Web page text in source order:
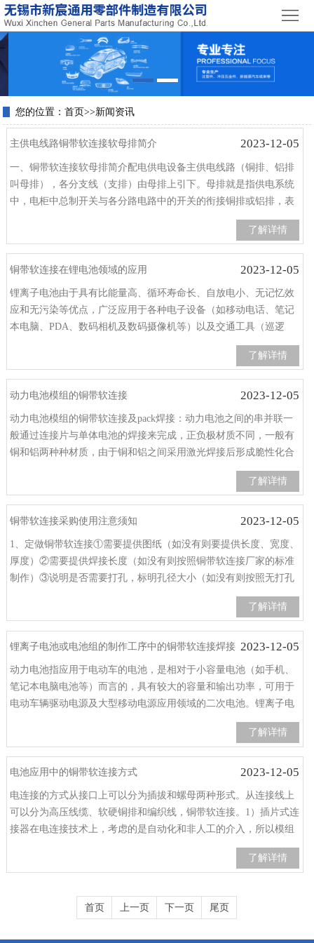
首
页
关
们
中
誉
新
们
您的位置：首页>>新闻资讯
主供电线路铜带软连接软母排简介 2023-12-05
一、铜带软连接软母排简介配电供电设备主供电线路（铜排、铝排
叫母排），各分支线（支排）由母排上引下。母排就是指供电系统
中，电柜中总制开关与各分路电路中的开关的衔接铜排或铝排，表
面有做绝缘处置，首要作用是做导线用。绝缘软母排又称软母排、
柔性母排，是由多层防电晕的扁平薄铜片导体叠加，外层选用挤塑
方法包覆绝
了解详情
铜带软连接在锂电池领域的应用 2023-12-05
锂离子电池由于具有比能量高、循环寿命长、自放电小、无记忆效
应和无污染等优点，广泛应用于各种电子设备（如移动电话、笔记
本电脑、PDA、数码相机及数码摄像机等）以及交通工具（巡逻
车、电动自行车、电动汽车等）上，成为我国能源领域重点支持的
高新技术产业。1、电池防爆阀焊接的铜带软连接电池的防爆阀是电
池封口板上的
了解详情
动力电池模组的铜带软连接 2023-12-05
动力电池模组的铜带软连接及pack焊接：动力电池之间的串并联一
般通过连接片与单体电池的焊接来完成，正负极材质不同，一般有
铜和铝两种种材质，由于铜和铝之间采用激光焊接后形成脆性化合
物，无法满足使用要求，通常采用超声波焊接外，铜和铜带软连
接、铝和铝一般均采用激光焊接。同时，由于铜和铝传热均很快，
且对激光反射
了解详情
铜带软连接采购使用注意须知 2023-12-05
1、定做铜带软连接①需要提供图纸（如没有则要提供长度、宽度、
厚度）②需要提供焊接长度（如没有则按照铜带软连接厂家的标准
制作）③说明是否需要打孔，标明孔径大小（如没有则按照无打孔
需求处理）④说明表面是否需要电镀（如没有一般按照镀锡处理）
2、关于定做铜带软连接质量铜带软连接是比较纯净的一种铜，一般
可近似认
了解详情
锂离子电池或电池组的制作工序中的铜带软连接焊接 2023-12-05
动力电池指应用于电动车的电池，是相对于小容量电池（如手机、
笔记本电脑电池等）而言的，具有较大的容量和输出功率，可用于
电动车辆驱动电源及大型移动电源应用领域的二次电池。锂离子电
池或电池组的制作工序非常多，而其中有多道工序，如防爆阀密封
焊接、极耳焊接、铜带软连接焊接、安全帽点焊、电池壳体密封焊
接、
了解详情
电池应用中的铜带软连接方式 2023-12-05
电连接的方式从接口上可以分为插拔和螺母两种形式。从连接线上
可以分为高压线缆、软硬铜排和编织线，铜带软连接。1）插片式连
接器在电连接技术上，考虑的是自动化和非人工的介入，所以模组
内电池连接采用激光焊接，模组之间的高压线束（Kostal提供）采
用插接式。根据长度的不同，可以选择用软线和编织的软线（编织
了解详情
首页 上一页 下一页 尾页